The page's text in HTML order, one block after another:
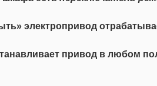
электропривод
привод в любом